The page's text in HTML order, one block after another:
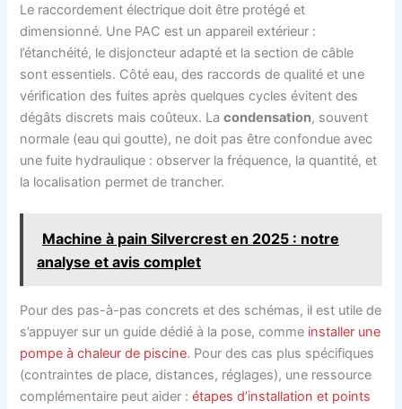
Le raccordement électrique doit être protégé et
dimensionné. Une PAC est un appareil extérieur :
l’étanchéité, le disjoncteur adapté et la section de câble
sont essentiels. Côté eau, des raccords de qualité et une
vérification des fuites après quelques cycles évitent des
dégâts discrets mais coûteux. Lacondensation, souvent
normale (eau qui goutte), ne doit pas être confondue avec
une fuite hydraulique : observer la fréquence, la quantité, et
la localisation permet de trancher.
Machine à pain Silvercrest en 2025 : notre
analyse et avis complet
Pour des pas-à-pas concrets et des schémas, il est utile de
s’appuyer sur un guide dédié à la pose, comme installer une
pompe à chaleur de piscine. Pour des cas plus spécifiques
(contraintes de place, distances, réglages), une ressource
complémentaire peut aider :étapes d’installation et points